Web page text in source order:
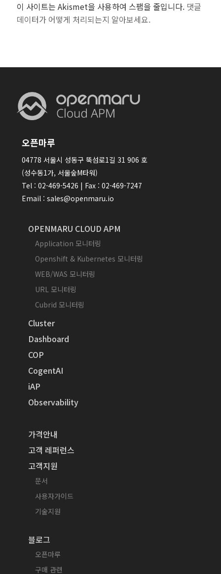
이 사이트는 Akismet을 사용하여 스팸을 줄입니다. 댓글
데이터가 어떻게 처리되는지 알아보세요.
오픈마루
04778 서울시 성동구 뚝섬로1길 31 906 호
(성수동1가, 서울숲M타워)
Tel : 02-469-5426 | Fax : 02-469-7247
Email : sales@openmaru.io
OPENMARU CLOUD APM
Application 모니터링
Openshift & Kubernetes 모니터링
WEB/WAS 모니터링
URL 모니터링
Cubrid 모니터링
Cluster
Dashboard
COP
CogentAI
iAP
Observability
가격안내
고객 레퍼런스
고객지원
문서
사용자가이드
기술지원
블로그
오픈마루
구매 관련